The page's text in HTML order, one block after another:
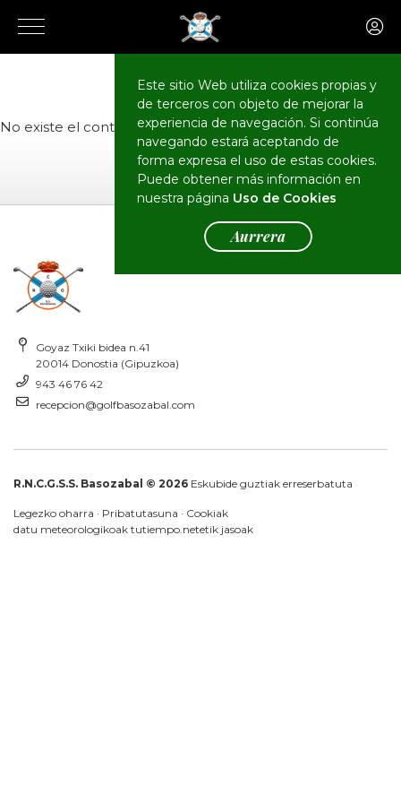
Este sitio Web utiliza cookies propias y
de terceros con objeto de mejorar la
experiencia de navegación. Si continúa
navegando estará aceptando de
forma expresa el uso de estas cookies.
Puede obtener más información en
nuestra página Uso de Cookies
Aurrera
El Club Actualidad
No existe el contenido o no tiene permisos de acceso.
Goyaz Txiki bidea n.41
20014 Donostia (Gipuzkoa)
943 46 76 42
recepcion@golfbasozabal.com
R.N.C.G.S.S. Basozabal © 2026 Eskubide guztiak erreserbatuta
Legezko oharra · Pribatutasuna · Cookiak
datu meteorologikoak tutiempo.netetik jasoak